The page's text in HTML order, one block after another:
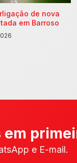
de nova
em Barroso
em
e E-mail.